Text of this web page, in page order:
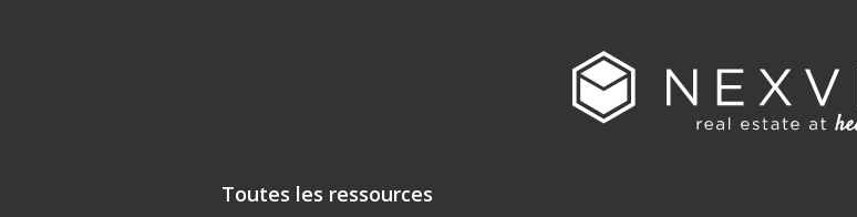
Toutes les ressources